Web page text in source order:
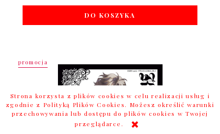
Strona korzysta z plików cookies w celu realizacji usług i
zgodnie z Polityką Plików Cookies. Możesz określić warunki
przechowywania lub dostępu do plików cookies w Twojej
przeglądarce.
DO KOSZYKA
promocja